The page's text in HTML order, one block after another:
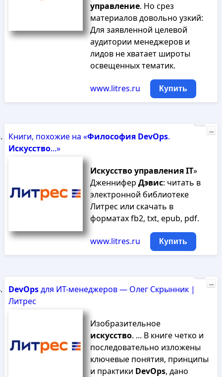
управление. Но срез
материалов довольно узкий:
Для заявленной целевой
аудитории менеджеров и
лидов не хватает широты
освещенных тематик.
www.litres.ru Купить
Книги, похожие на «Философия DevOps.
Искусство...»
ИскусствоуправленияIT»
Дженнифер Дэвис: читать в
электронной библиотеке
Литрес или скачать в
форматах fb2, txt, epub, pdf.
www.litres.ru Купить
Реклама
...
DevOpsдля ИТ-менеджеров — Олег Скрынник |
Литрес
Изобразительное
искусство. ... В книге четко и
последовательно изложены
ключевые понятия, принципы
и практики DevOps, дано
Реклама
...